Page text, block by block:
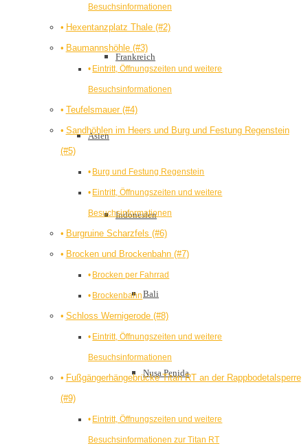
Frankreich
Asien
Indonesien
Bali
Nusa Penida
Besuchsinformationen
Hexentanzplatz Thale (#2)
Baumannshöhle (#3)
Eintritt, Öffnungszeiten und weitere
Besuchsinformationen
Teufelsmauer (#4)
Sandhöhlen im Heers und Burg und Festung Regenstein
(#5)
Burg und Festung Regenstein
Eintritt, Öffnungszeiten und weitere
Besuchsinformationen
Burgruine Scharzfels (#6)
Brocken und Brockenbahn (#7)
Brocken per Fahrrad
Brockenbahn
Schloss Wernigerode (#8)
Eintritt, Öffnungszeiten und weitere
Besuchsinformationen
Fußgängerhängebrücke Titan RT an der Rappbodetalsperre
(#9)
Eintritt, Öffnungszeiten und weitere
Besuchsinformationen zur Titan RT